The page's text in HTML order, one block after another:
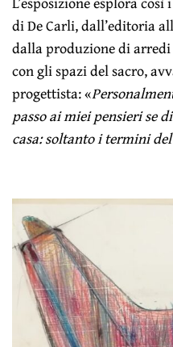
di De Carli, dall’editoria
dalla produzione di
con gli spazi del sacro,
progettista: «
passo ai miei pensieri se
casa: soltanto i termini